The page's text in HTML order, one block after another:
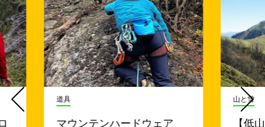
道具
マウンテンハードウェア
山と雪
【低